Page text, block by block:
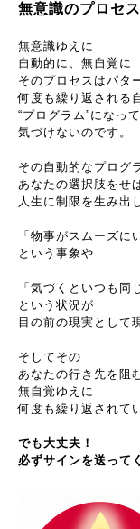
無意識のプロセス
無意識ゆえに
自動的に、無自覚に
そのプロセスはパタ
何度も繰り返される
“プログラム”になっ
気づけないのです。
その自動的なプログ
あなたの選択肢をせ
人生に制限を生み出
「物事がスムーズに
という事象や
「気づくといつも同
という状況が
目の前の現実として
そしてその
あなたの行き先を阻
無自覚ゆえに
何度も繰り返されて
でも大丈夫！
必ずサインを送って